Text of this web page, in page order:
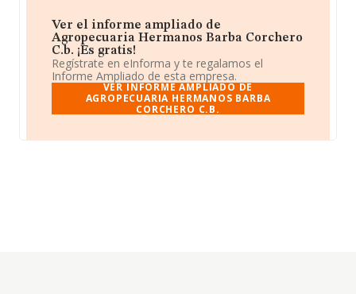
Ver el informe ampliado de
Agropecuaria Hermanos Barba Corchero
C.b. ¡Es gratis!
Regístrate en eInforma y te regalamos el
Informe Ampliado de esta empresa.
VER INFORME AMPLIADO DE
AGROPECUARIA HERMANOS BARBA
CORCHERO C.B.